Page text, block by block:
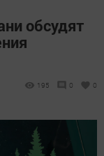
обсудят
195 0 0